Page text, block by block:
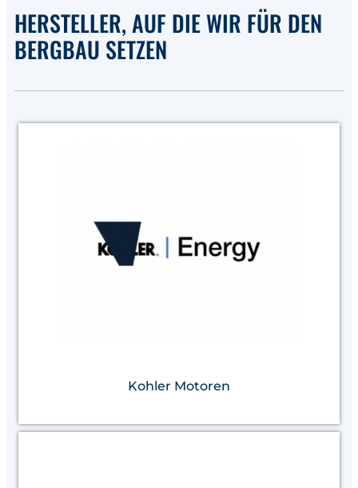
HERSTELLER, AUF DIE WIR FÜR DEN
BERGBAU SETZEN
Kohler Motoren